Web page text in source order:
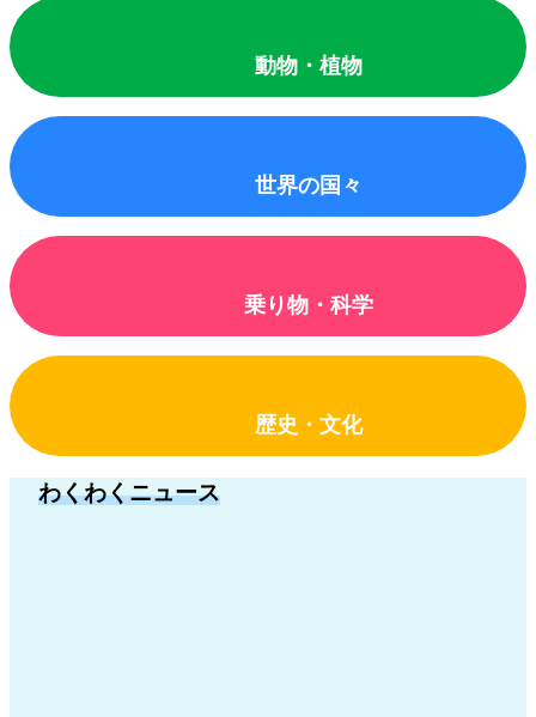
動物・植物
世界の国々
乗り物・科学
歴史・文化
わくわくニュース